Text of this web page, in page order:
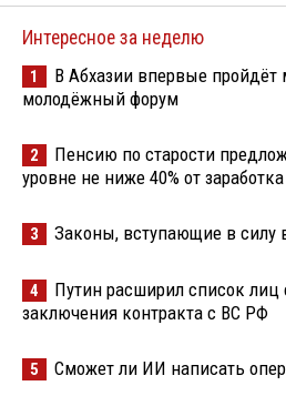
Интересное за неделю
1
В Абхазии впервые
молодёжный форум
2
Пенсию по старости
уровне не ниже 40% от заработка
3 Законы, вступающие в силу
4
Путин расширил список
заключения контракта с ВС РФ
5 Сможет ли ИИ написать